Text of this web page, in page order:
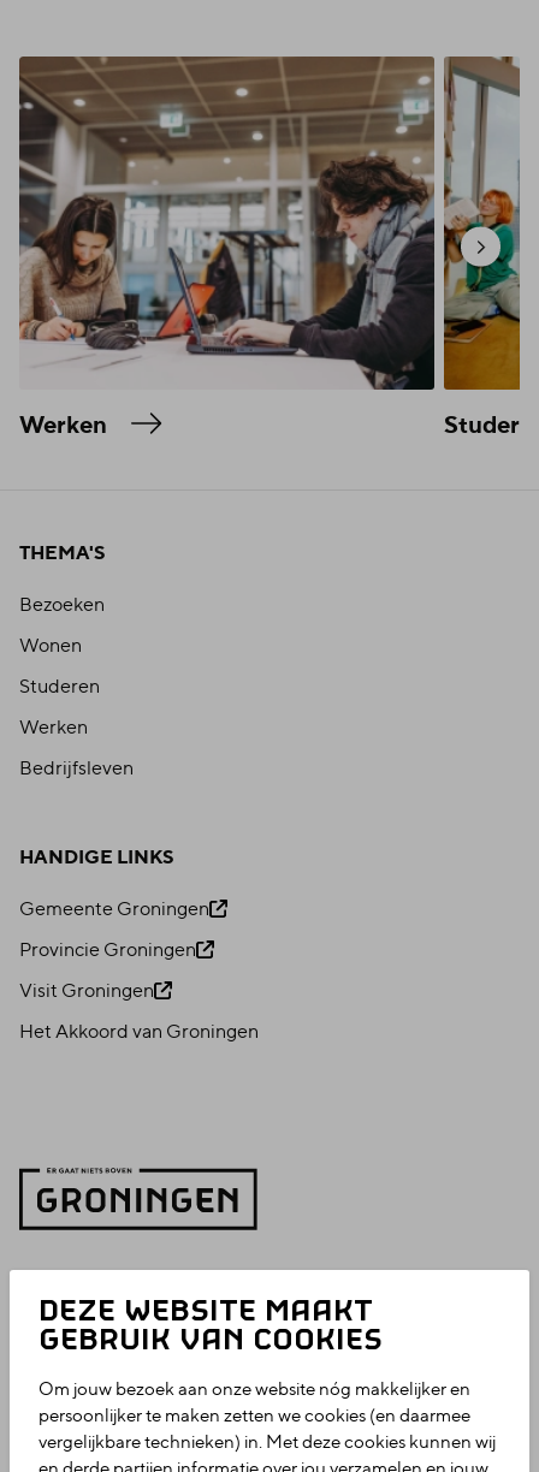
DEZE WEBSITE MAAKT
GEBRUIK VAN COOKIES
Om jouw bezoek aan onze website nóg makkelijker en
persoonlijker te maken zetten we cookies (en daarmee
vergelijkbare technieken) in. Met deze cookies kunnen wij
en derde partijen informatie over jou verzamelen en jouw
Werken
THEMA'S
Bezoeken
Wonen
Studeren
Werken
Bedrijfsleven
HANDIGE LINKS
Gemeente Groningen
Provincie Groningen
Visit Groningen
Het Akkoord van Groningen